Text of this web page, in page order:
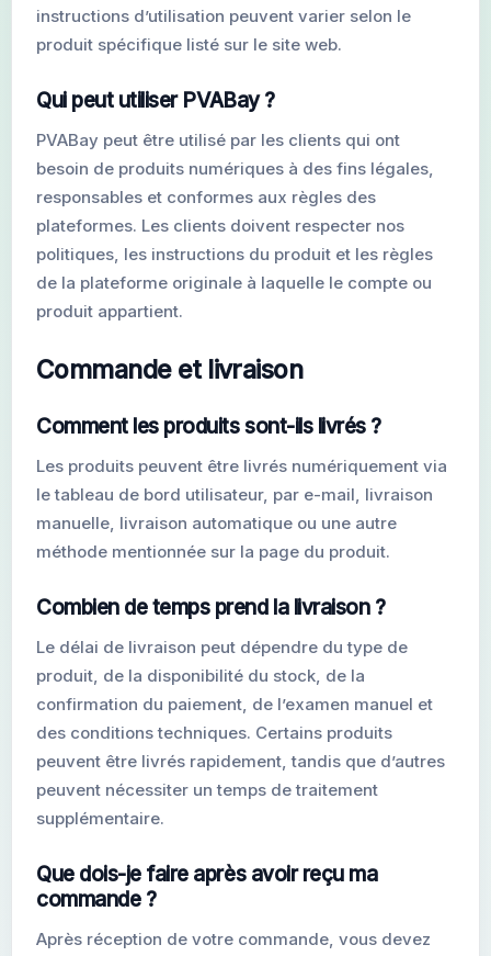
instructions d’utilisation peuvent varier selon le
produit spécifique listé sur le site web.
Qui peut utiliser PVABay ?
PVABay peut être utilisé par les clients qui ont
besoin de produits numériques à des fins légales,
responsables et conformes aux règles des
plateformes. Les clients doivent respecter nos
politiques, les instructions du produit et les règles
de la plateforme originale à laquelle le compte ou
produit appartient.
Commande et livraison
Comment les produits sont-ils livrés ?
Les produits peuvent être livrés numériquement via
le tableau de bord utilisateur, par e-mail, livraison
manuelle, livraison automatique ou une autre
méthode mentionnée sur la page du produit.
Combien de temps prend la livraison ?
Le délai de livraison peut dépendre du type de
produit, de la disponibilité du stock, de la
confirmation du paiement, de l’examen manuel et
des conditions techniques. Certains produits
peuvent être livrés rapidement, tandis que d’autres
peuvent nécessiter un temps de traitement
supplémentaire.
Que dois-je faire après avoir reçu ma
commande ?
Après réception de votre commande, vous devez